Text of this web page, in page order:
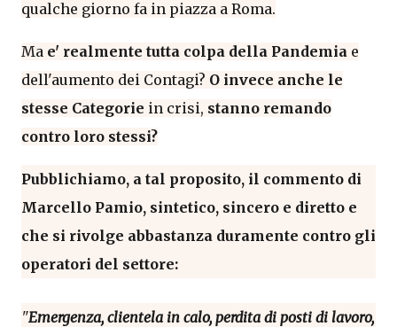
qualche giorno fa in piazza a Roma.
Ma e' realmente tutta colpa della Pandemia e
dell'aumento dei Contagi? O invece anche le
stesse Categorie in crisi, stanno remando
contro loro stessi?
Pubblichiamo, a tal proposito, il commento di
Marcello Pamio, sintetico, sincero e diretto e
che si rivolge abbastanza duramente contro gli
operatori del settore:
"Emergenza, clientela in calo, perdita di posti di lavoro,